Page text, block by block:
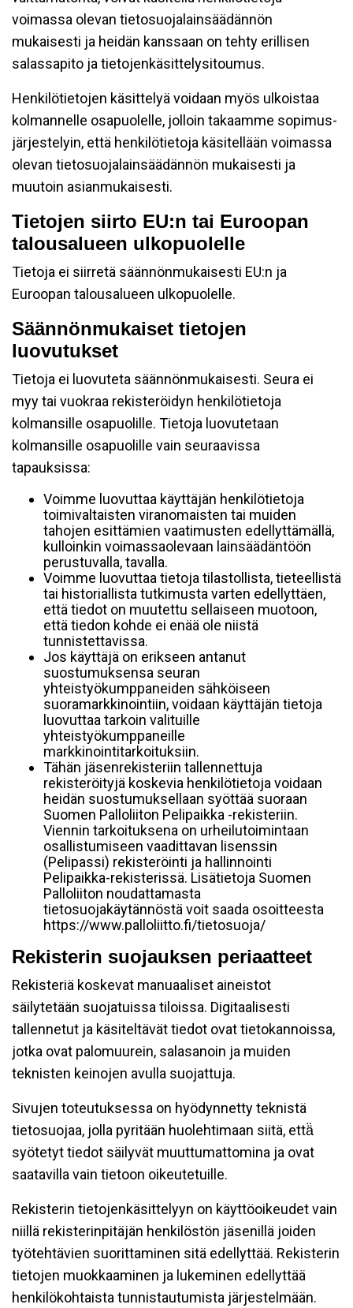
voimassa olevan tietosuojalainsäädännön
mukaisesti ja heidän kanssaan on tehty erillisen
salassapito ja tietojenkäsittelysitoumus.
Henkilötietojen käsittelyä voidaan myös ulkoistaa
kolmannelle osapuolelle, jolloin takaamme sopimus-
järjestelyin, että henkilötietoja käsitellään voimassa
olevan tietosuojalainsäädännön mukaisesti ja
muutoin asianmukaisesti.
Tietojen siirto EU:n tai Euroopan
talousalueen ulkopuolelle
Tietoja ei siirretä säännönmukaisesti EU:n ja
Euroopan talousalueen ulkopuolelle.
Säännönmukaiset tietojen
luovutukset
Tietoja ei luovuteta säännönmukaisesti. Seura ei
myy tai vuokraa rekisteröidyn henkilötietoja
kolmansille osapuolille. Tietoja luovutetaan
kolmansille osapuolille vain seuraavissa
tapauksissa:
Voimme luovuttaa käyttäjän henkilötietoja
toimivaltaisten viranomaisten tai muiden
tahojen esittämien vaatimusten edellyttämällä,
kulloinkin voimassaolevaan lainsäädäntöön
perustuvalla, tavalla.
Voimme luovuttaa tietoja tilastollista, tieteellistä
tai historiallista tutkimusta varten edellyttäen,
että tiedot on muutettu sellaiseen muotoon,
että tiedon kohde ei enää ole niistä
tunnistettavissa.
Jos käyttäjä on erikseen antanut
suostumuksensa seuran
yhteistyökumppaneiden sähköiseen
suoramarkkinointiin, voidaan käyttäjän tietoja
luovuttaa tarkoin valituille
yhteistyökumppaneille
markkinointitarkoituksiin.
Tähän jäsenrekisteriin tallennettuja
rekisteröityjä koskevia henkilötietoja voidaan
heidän suostumuksellaan syöttää suoraan
Suomen Palloliiton Pelipaikka -rekisteriin.
Viennin tarkoituksena on urheilutoimintaan
osallistumiseen vaadittavan lisenssin
(Pelipassi) rekisteröinti ja hallinnointi
Pelipaikka-rekisterissä. Lisätietoja Suomen
Palloliiton noudattamasta
tietosuojakäytännöstä voit saada osoitteesta
https://www.palloliitto.fi/tietosuoja/
Rekisterin suojauksen periaatteet
Rekisteriä koskevat manuaaliset aineistot
säilytetään suojatuissa tiloissa. Digitaalisesti
tallennetut ja käsiteltävät tiedot ovat tietokannoissa,
jotka ovat palomuurein, salasanoin ja muiden
teknisten keinojen avulla suojattuja.
Sivujen toteutuksessa on hyödynnetty teknistä
tietosuojaa, jolla pyritään huolehtimaan siitä, että̈
syötetyt tiedot säilyvät muuttumattomina ja ovat
saatavilla vain tietoon oikeutetuille.
Rekisterin tietojenkäsittelyyn on käyttöoikeudet vain
niillä rekisterinpitäjän henkilöstön jäsenillä joiden
työtehtävien suorittaminen sitä edellyttää. Rekisterin
tietojen muokkaaminen ja lukeminen edellyttää
henkilökohtaista tunnistautumista järjestelmään.